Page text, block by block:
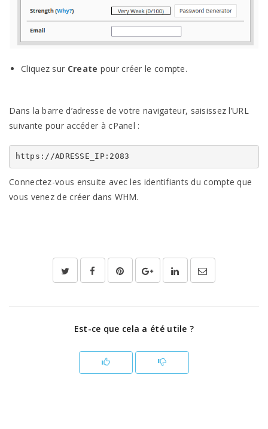
Cliquez sur Create pour créer le compte.
Dans la barre d’adresse de votre navigateur, saisissez l’URL
suivante pour accéder à cPanel :
https://ADRESSE_IP:2083
Connectez-vous ensuite avec les identifiants du compte que
vous venez de créer dans WHM.
Est-ce que cela a été utile ?